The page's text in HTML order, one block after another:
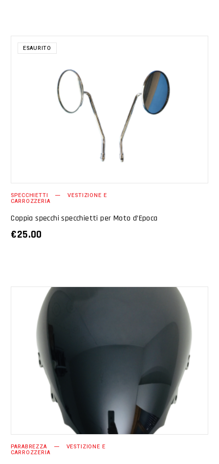
ESAURITO
LEGGI TUTTO
SPECCHIETTI VESTIZIONE E
CARROZZERIA
Coppia specchi specchietti per Moto d’Epoca
€25.00
PARABREZZA VESTIZIONE E
CARROZZERIA